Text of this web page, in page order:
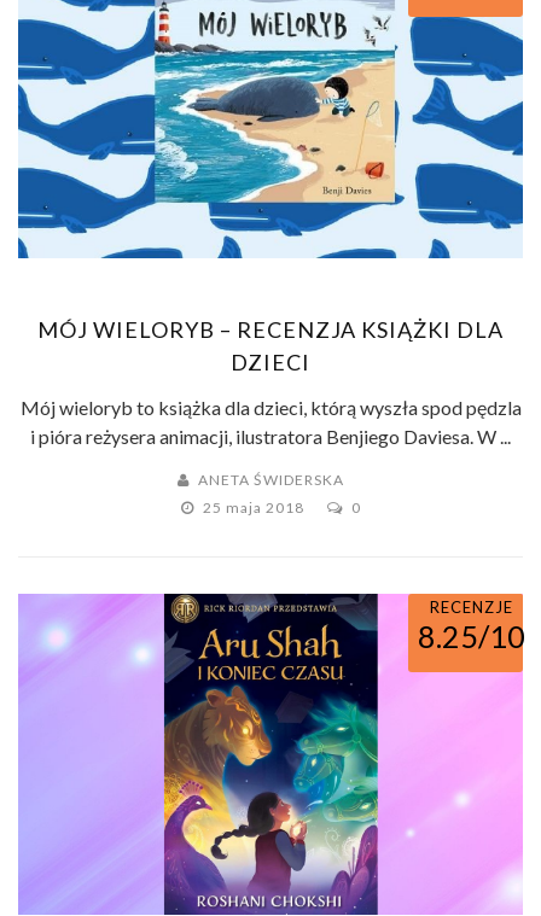
MÓJ WIELORYB – RECENZJA KSIĄŻKI DLA
DZIECI
Mój wieloryb to książka dla dzieci, którą wyszła spod pędzla
i pióra reżysera animacji, ilustratora Benjiego Daviesa. W ...
ANETA ŚWIDERSKA
25 maja 2018
0
RECENZJE
8.25/10